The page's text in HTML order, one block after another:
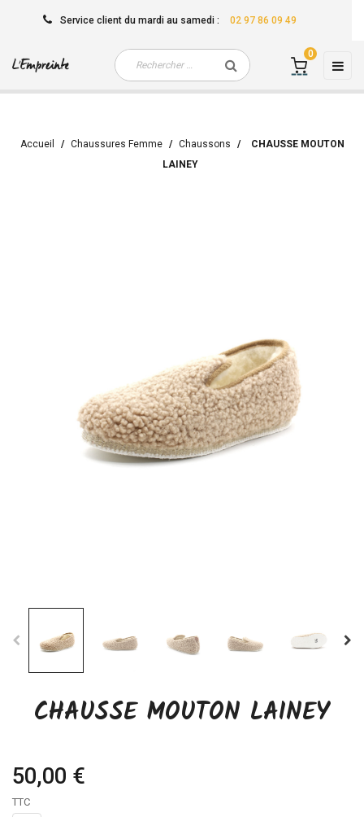
Service client du mardi au samedi : 02 97 86 09 49
☰
0
Accueil Chaussures Femme Chaussons
CHAUSSE MOUTON
LAINEY
CHAUSSE MOUTON LAINEY
50,00 €
TTC